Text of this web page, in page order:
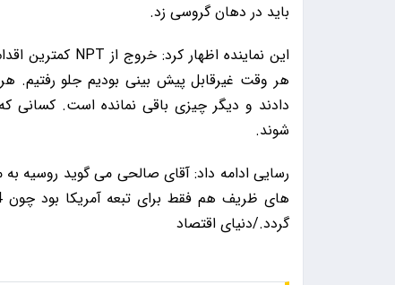
باید در دهان گروسی زد.
هر وقت غیرقابل پیش بینی بودیم جلو رفتیم.
دادند و دیگر چیزی باقی نمانده است. کسانی
شوند.
رسایی ادامه داد: آقای صالحی می گوید روسیه
گردد./دنیای اقتصاد